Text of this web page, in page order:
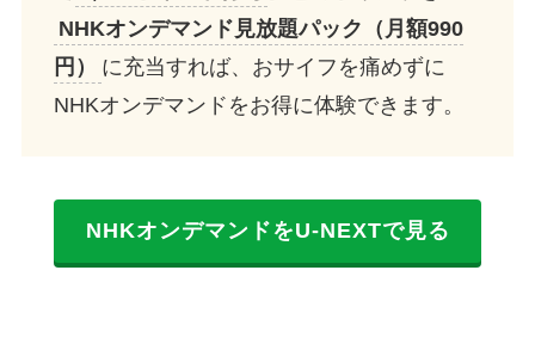
NHKオンデマンド見放題パック（月額990
円）
に充当すれば、おサイフを痛めずに
NHKオンデマンドをお得に体験できます。
NHKオンデマンドをU-NEXTで見る